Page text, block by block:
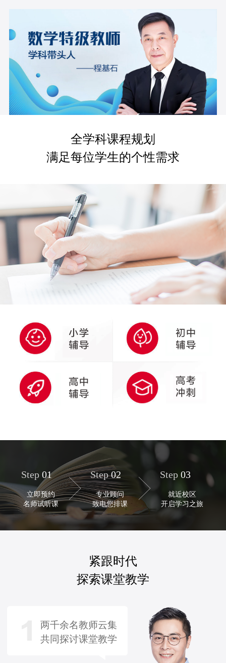
全学科课程规划
满足每位学生的个性需求
Step 01
立即预约
名师试听课
Step02
专业顾问
致电您排课
Step 03
就近校区
开启学习之旅
紧跟时代
探索课堂教学
两千余名教师云集
共同探讨课堂教学